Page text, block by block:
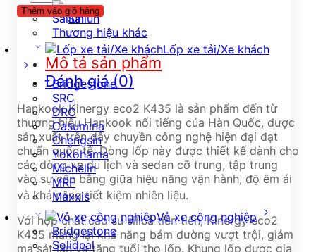
Sailun
Thương hiệu khác
Lốp xe tải/Xe khách
Bridgestone
SRC
DRC
Casumina
Chengsin
Yokohama
Michelin
MRF
Maxxis
Vỏ xe công nghiệp
Bridgestone
Solideal
Thêm vào giỏ hàng
Mô tả sản phẩm
Đánh giá (0)
Hankook Kinergy eco2 K435 là sản phẩm đến từ
thương hiệu Hankook nổi tiếng của Hàn Quốc, được
sản xuất trên dây chuyền công nghệ hiện đại đạt
chuẩn quốc tế. Dòng lốp này được thiết kế dành cho
các dòng xe du lịch và sedan cỡ trung, tập trung
vào sự cân bằng giữa hiệu năng vận hành, độ êm ái
và khả năng tiết kiệm nhiên liệu.
Với hợp chất cao su silica tiên tiến, Kinergy eco2
K435 mang lại khả năng bám đường vượt trội, giảm
ma sát lăn và tăng tuổi thọ lốp. Khung lốp được gia